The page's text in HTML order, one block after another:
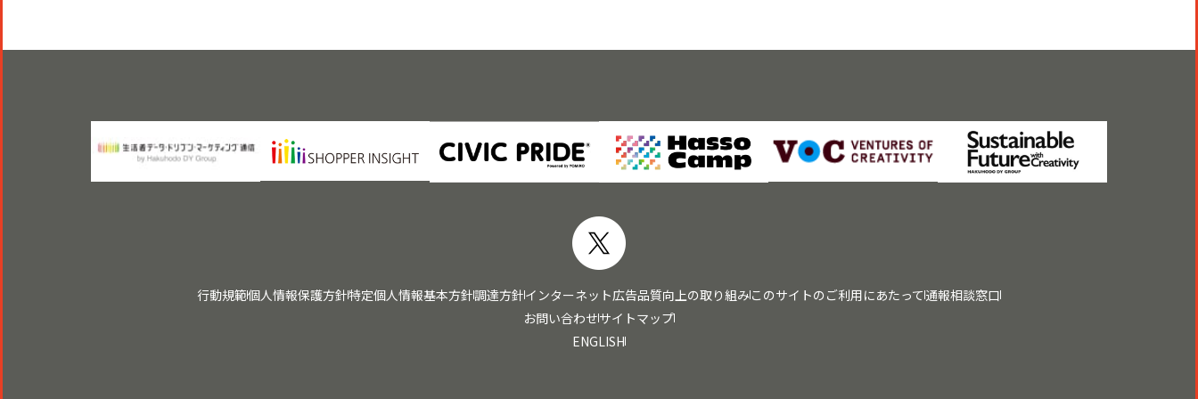
行動規範個人情報保護方針特定個人情報基本方針調達方針インターネット広告品質向上の取り組みこのサイトのご利用にあたって 通報相談窓口
お問い合わせサイトマップ
ENGLISH